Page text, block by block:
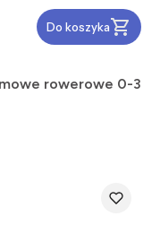
Do koszyka
rowerowe 0-3
szczegóły